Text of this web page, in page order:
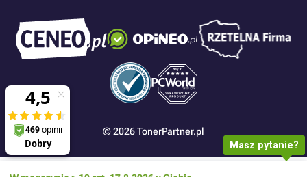
© 2026 TonerPartner.pl
Masz pytanie?